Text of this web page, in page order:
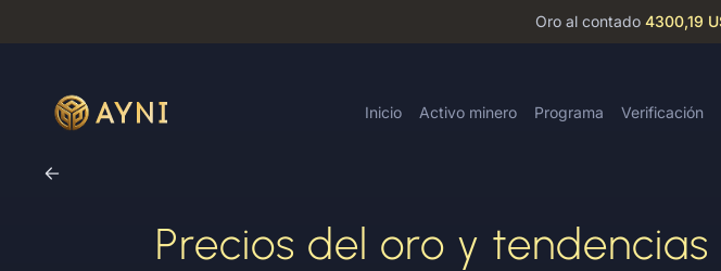
Oro al contado 4300,19
Inicio Activo minero Programa Verificación
Precios del oro y